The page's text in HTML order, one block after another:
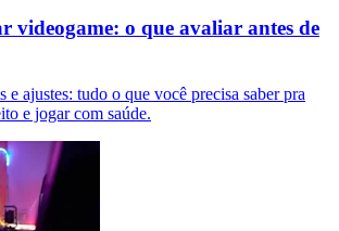
videogame: o que avaliar antes de
e ajustes: tudo o que você precisa saber pra
e jogar com saúde.